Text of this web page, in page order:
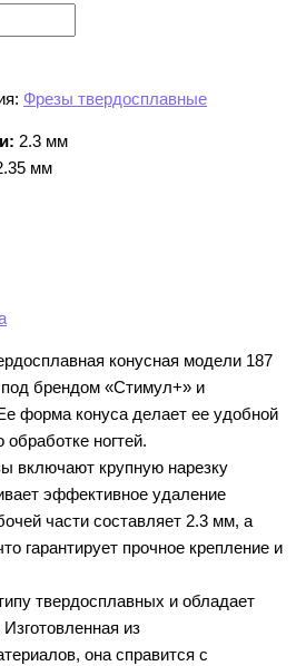
Фрезы твердосплавные
2.3 мм
мм
конусная модели 187
брендом «Стимул+» и
форма конуса делает ее удобной
ногтей.
включают крупную нарезку
эффективное удаление
части составляет 2.3 мм, а
гарантирует прочное крепление и
твердосплавных и обладает
из
она справится с